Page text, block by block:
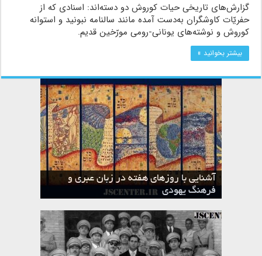
گزارش‌های تاریخی حیات کوروش دو دسته‌اند: اسنادی که از
حفریّات کاوشگران به‌دست آمده مانند سالنامه نبونید و استوانه
کوروش و نوشته‌های یونانی-رومی مورّخین قدیم.
بیشتر بخوانید »
آشنایی با روزهای هفته در زبان عبری و
فرهنگ یهودی
ماه نیسان در تقویم عبری و میراث یهود
تقویم عبری
ماه شواط در تقویم عبری و میراث یهود
ماه طوت در تقویم عبری و میراث یهود
ماه حشوان در تقویم عبری و میراث یهود
ماه تیشری در تقویم عبری و میراث یهود
ماه الول در تقویم عبری و میراث یهود